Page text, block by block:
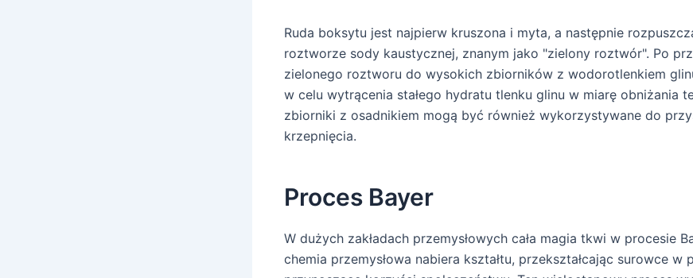
Ruda boksytu jest najpierw kruszona i myta, a następnie
roztworze sody kaustycznej, znanym jako "zielony roztwór". Po
zielonego roztworu do wysokich zbiorników z wodorotlenkiem
w celu wytrącenia stałego hydratu tlenku glinu w miarę obniżania
zbiorniki z osadnikiem mogą być również wykorzystywane do
krzepnięcia.
Proces Bayer
W dużych zakładach przemysłowych cała magia tkwi w procesie
chemia przemysłowa nabiera kształtu, przekształcając surowce w